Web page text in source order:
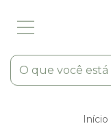
Início